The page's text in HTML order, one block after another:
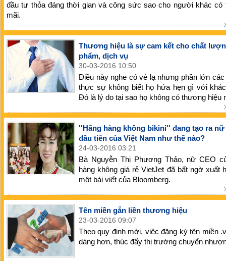
đầu tư thỏa đáng thời gian và công sức sao cho người khác có
mãi.
Thương hiệu là sự cam kết cho chất
phẩm, dịch vụ
30-03-2016 10:50
Điều này nghe có vẻ lạ nhưng phần lớn
thực sự không biết họ hứa hẹn gì với
Đó là lý do tại sao họ không có thương hiệu
''Hãng hàng không bikini'' đang tạo ra
đầu tiên của Việt Nam như thế nào?
24-03-2016 03:21
Bà Nguyễn Thị Phương Thảo, nữ CEO
hàng không giá rẻ VietJet đã bất ngờ xuất
một bài viết của Bloomberg.
Tên miền gắn liền thương hiệu
23-03-2016 09:07
Theo quy định mới, việc đăng ký tên miền
dàng hơn, thúc đẩy thị trường chuyển